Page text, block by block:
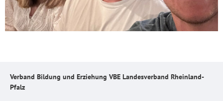
Verband Bildung und Erziehung VBE Landesverband Rheinland-
Pfalz